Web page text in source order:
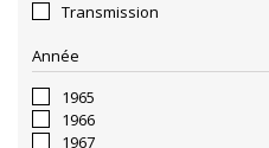
Transmission
Année
1965
1966
1967